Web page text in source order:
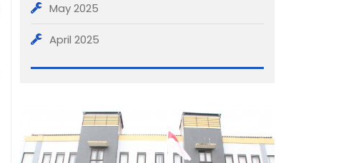
May 2025
April 2025